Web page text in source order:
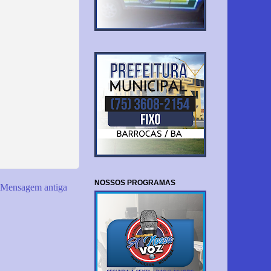
Mensagem antiga NOSSOS PROGRAMAS